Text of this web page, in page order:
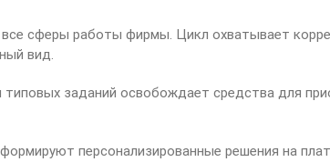
сферы работы фирмы. Цикл охватывает
вид.
заданий освобождает средства для
персонализированные решения на